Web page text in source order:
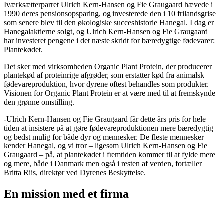
Iværksætterparret Ulrich Kern-Hansen og Fie Graugaard hævede i
1990 deres pensionsopsparing, og investerede den i 10 frilandsgrise
som senere blev til den økologiske succeshistorie Hanegal. I dag er
Hanegalaktierne solgt, og Ulrich Kern-Hansen og Fie Graugaard
har investeret pengene i det næste skridt for bæredygtige fødevarer:
Plantekødet.
Det sker med virksomheden Organic Plant Protein, der producerer
plantekød af proteinrige afgrøder, som erstatter kød fra animalsk
fødevareproduktion, hvor dyrene oftest behandles som produkter.
Visionen for Organic Plant Protein er at være med til at fremskynde
den grønne omstilling.
-Ulrich Kern-Hansen og Fie Graugaard får dette års pris for hele
tiden at insistere på at gøre fødevareproduktionen mere bæredygtig
og bedst mulig for både dyr og mennesker. De fleste mennesker
kender Hanegal, og vi tror – ligesom Ulrich Kern-Hansen og Fie
Graugaard – på, at plantekødet i fremtiden kommer til at fylde mere
og mere, både i Danmark men også i resten af verden, fortæller
Britta Riis, direktør ved Dyrenes Beskyttelse.
En mission med et firma